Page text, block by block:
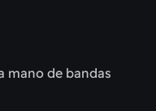
mano de bandas